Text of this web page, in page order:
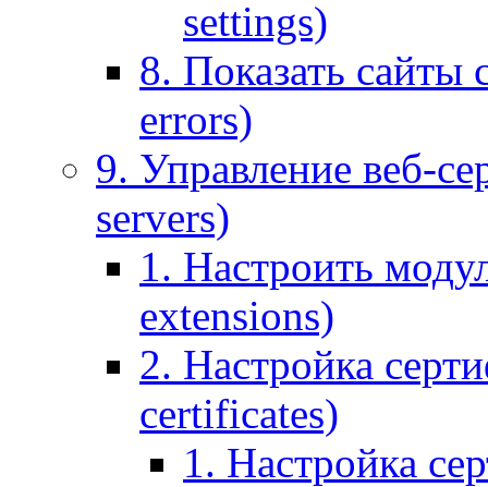
settings)
8. Показать
errors)
9. Управление веб-
servers)
1. Настроить
extensions)
2. Настройка
certificates)
1. Настройка